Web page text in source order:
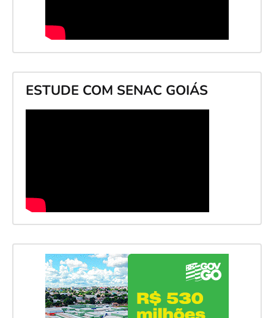
ESTUDE COM SENAC GOIÁS